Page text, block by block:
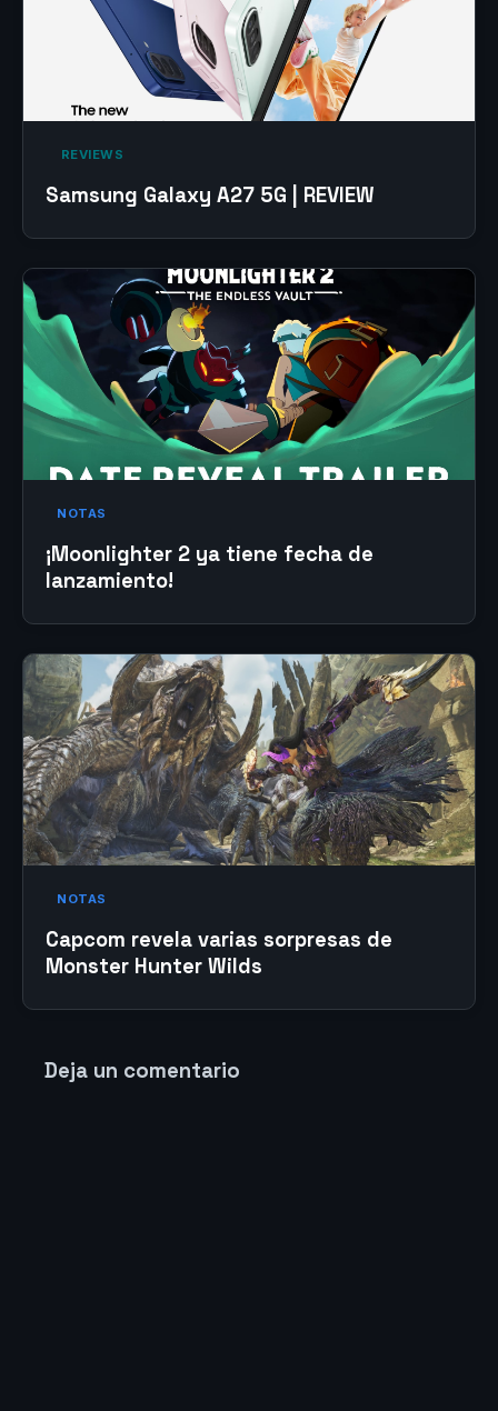
‎ REVIEWS‎
Samsung Galaxy A27 5G | REVIEW
NOTAS
¡Moonlighter 2 ya tiene fecha de
lanzamiento!
NOTAS
Capcom revela varias sorpresas de
Monster Hunter Wilds
Deja un comentario